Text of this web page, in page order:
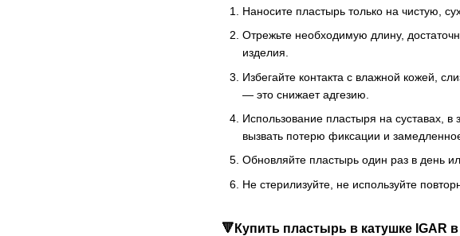
Наносите пластырь только на чистую,
Отрежьте необходимую длину,
изделия.
Избегайте контакта с влажной кожей,
— это снижает адгезию.
Использование пластыря на суставах,
вызвать потерю фиксации и
Обновляйте пластырь один раз в день
Не стерилизуйте, не используйте
🔻Купить пластырь в катушке IGAR